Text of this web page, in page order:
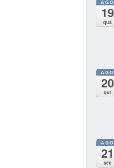
AGO
19
qua
AGO
20
qui
AGO
21
sex